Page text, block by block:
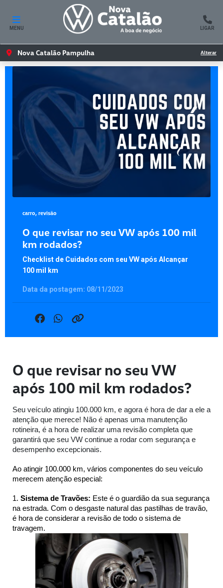
MENU LIGAR
Nova Catalão Pampulha Alterar
carro, revisão
O que revisar no seu VW após 100 mil
km rodados?
Checklist de Cuidados com seu VW após Alcançar
100 mil km
Data da postagem: 08/11/2023
O que revisar no seu VW
após 100 mil km rodados?
Seu veículo atingiu 100.000 km, e agora é hora de dar a ele a
atenção que merece! Não é apenas uma manutenção
rotineira, é a hora de realizar uma revisão completa que
garantirá que seu VW continue a rodar com segurança e
desempenho excepcionais.
Ao atingir 100.000 km, vários componentes do seu veículo
merecem atenção especial:
1. Sistema de Travões: Este é o guardião da sua segurança
na estrada. Com o desgaste natural das pastilhas de travão,
é hora de considerar a revisão de todo o sistema de
travagem.